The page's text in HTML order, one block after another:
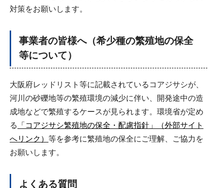
対策をお願いします。
事業者の皆様へ（希少種の繁殖地の保全
等について）
大阪府レッドリスト等に記載されているコアジサシが、
河川の砂礫地等の繁殖環境の減少に伴い、開発途中の造
成地などで繁殖するケースが見られます。環境省が定め
る
「コアジサシ繁殖地の保全・配慮指針」（外部サイト
へリンク） 等を参考に繁殖地の保全にご理解、ご協力を
お願いします。
よくある質問